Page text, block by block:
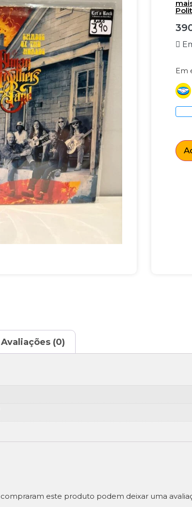
Em
Avaliações (0)
este produto podem deixar uma